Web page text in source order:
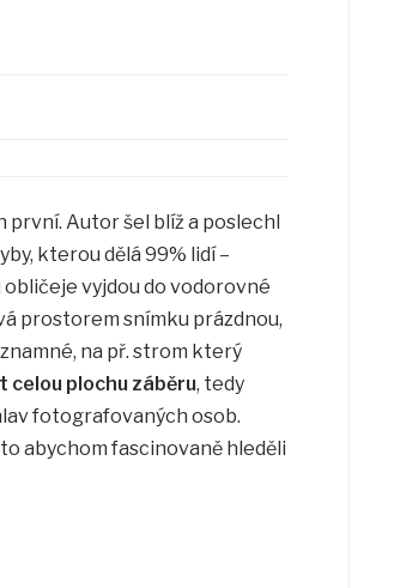
první. Autor šel blíž a poslechl
kterou dělá 99% lidí –
obličeje vyjdou do vodorovné
prostorem snímku prázdnou,
na př. strom který
celou plochu záběru, tedy
fotografovaných osob.
abychom fascinovaně hleděli